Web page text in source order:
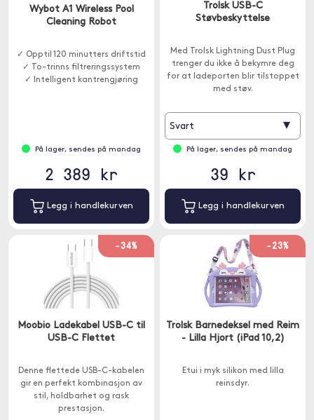
Wybot A1 Wireless Pool
Cleaning Robot
✓ Opptil 120 minutters driftstid
✓ To-trinns filtreringssystem
✓ Intelligent kantrengjøring
På lager, sendes på mandag
2 389 kr
Legg i handlekurven
Trolsk USB-C
Støvbeskyttelse
Med Trolsk Lightning Dust Plug
trenger du ikke å bekymre deg
for at ladeporten blir tilstoppet
med støv.
Svart ▾
På lager, sendes på mandag
39 kr
Legg i handlekurven
-34%
Moobio Ladekabel USB-C til
USB-C Flettet
Denne flettede USB-C-kabelen
gir en perfekt kombinasjon av
stil, holdbarhet og rask
prestasjon.
-23%
Trolsk Barnedeksel med Reim
- Lilla Hjort (iPad 10,2)
Etui i myk silikon med lilla
reinsdyr.